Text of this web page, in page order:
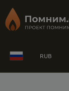
RUB